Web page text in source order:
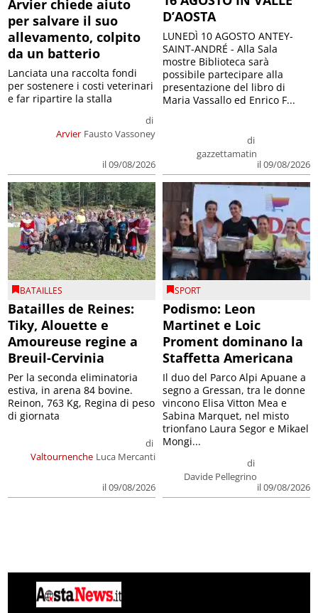
Arvier chiede aiuto
per salvare il suo
allevamento, colpito
da un batterio
Arvier
di
Fausto Vassoney
il 09/08/2026
Lanciata una raccolta fondi
per sostenere i costi veterinari
e far ripartire la stalla
D’AOSTA
di
gazzettamatin
il 09/08/2026
LUNEDÌ 10 AGOSTO ANTEY-
SAINT-ANDRÉ - Alla Sala
mostre Biblioteca sarà
possibile partecipare alla
presentazione del libro di
Maria Vassallo ed Enrico F...
BATAILLES
Batailles de Reines:
Tiky, Alouette e
Amoureuse regine a
Breuil-Cervinia
Valtournenche
di
Luca Mercanti
il 09/08/2026
Per la seconda eliminatoria
estiva, in arena 84 bovine.
Reinon, 763 Kg, Regina di peso
di giornata
SPORT
Podismo: Leon
Martinet e Loic
Proment dominano la
Staffetta Americana
di
Davide Pellegrino
il 09/08/2026
Il duo del Parco Alpi Apuane a
segno a Gressan, tra le donne
vincono Elisa Vitton Mea e
Sabina Marquet, nel misto
trionfano Laura Segor e Mikael
Mongi...